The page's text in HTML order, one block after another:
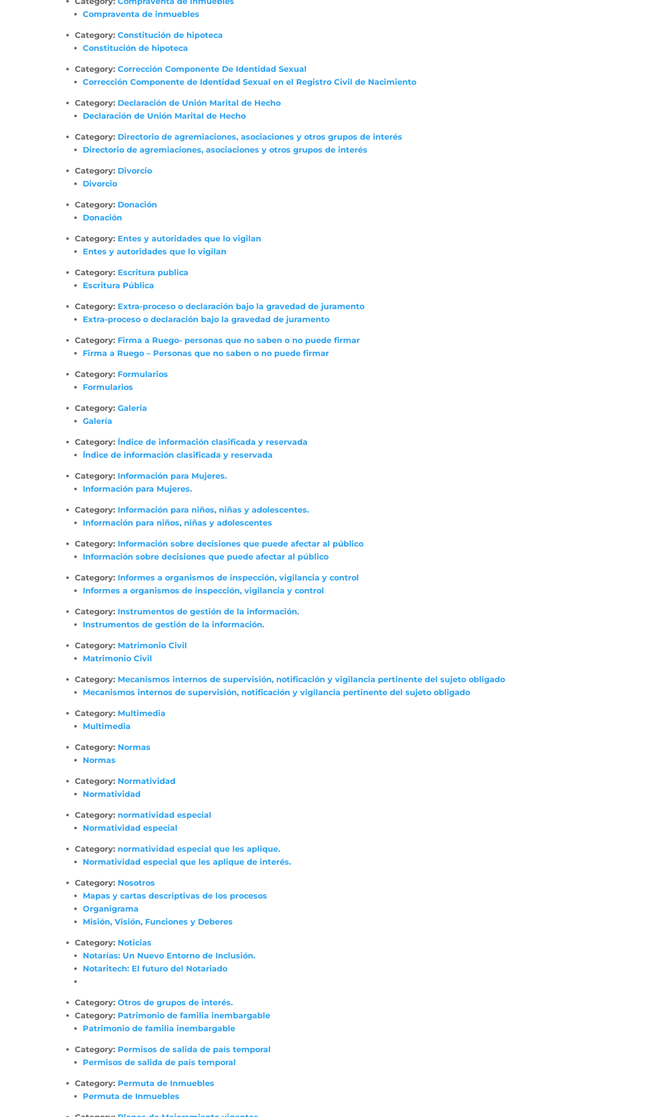
Compraventa de inmuebles
Category:Constitución de hipoteca
Constitución de hipoteca
Category:Corrección Componente De Identidad Sexual
Corrección Componente de Identidad Sexual en el Registro Civil de Nacimiento
Category: Declaración de Unión Marital de Hecho
Declaración de Unión Marital de Hecho
Category: Directorio de agremiaciones, asociaciones y otros grupos de interés
Directorio de agremiaciones, asociaciones y otros grupos de interés
Category: Divorcio
Divorcio
Category: Donación
Donación
Category: Entes y autoridades que lo vigilan
Entes y autoridades que lo vigilan
Category: Escritura publica
Escritura Pública
Category: Extra-proceso o declaración bajo la gravedad de juramento
Extra-proceso o declaración bajo la gravedad de juramento
Category: Firma a Ruego- personas que no saben o no puede firmar
Firma a Ruego – Personas que no saben o no puede firmar
Category: Formularios
Formularios
Category:Galeria
Galería
Category: Índice de información clasificada y reservada
Índice de información clasificada y reservada
Category: Información para Mujeres.
Información para Mujeres.
Category: Información para niños, niñas y adolescentes.
Información para niños, niñas y adolescentes
Category: Información sobre decisiones que puede afectar al público
Información sobre decisiones que puede afectar al público
Category: Informes a organismos de inspección, vigilancia y control
Informes a organismos de inspección, vigilancia y control
Category: Instrumentos de gestión de la información.
Instrumentos de gestión de la información.
Category: Matrimonio Civil
Matrimonio Civil
Category: Mecanismos internos de supervisión, notificación y vigilancia pertinente del sujeto obligado
Mecanismos internos de supervisión, notificación y vigilancia pertinente del sujeto obligado
Category: Multimedia
Multimedia
Category: Normas
Normas
Category: Normatividad
Normatividad
Category: normatividad especial
Normatividad especial
Category: normatividad especial que les aplique.
Normatividad especial que les aplique de interés.
Category: Nosotros
Mapas y cartas descriptivas de los procesos
Organigrama
Misión, Visión, Funciones y Deberes
Category: Noticias
Notarías: Un Nuevo Entorno de Inclusión.
Notaritech: El futuro del Notariado
Category:Otros de grupos de interés.
Category: Patrimonio de familia inembargable
Patrimonio de familia inembargable
Category: Permisos de salida de país temporal
Permisos de salida de país temporal
Category: Permuta de Inmuebles
Permuta de Inmuebles